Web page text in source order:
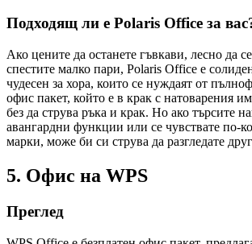
Подходящ ли е Polaris Office за
Ако цените да останете гъвкави, лесно да
спестите малко пари, Polaris Office е
чудесен за хора, които се нуждаят от
офис пакет, който е в крак с натоварения
без да струва ръка и крак. Но ако търсите
авангардни функции или се чувствате по-
марки, може би си струва да разгледате
5. Офис на WPS
Преглед